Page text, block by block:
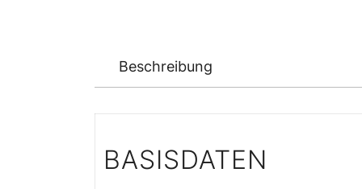
Beschreibung
BASISDATEN